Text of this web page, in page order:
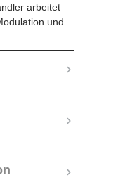
arbeitet
und